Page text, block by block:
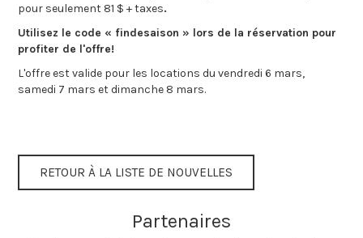
pour seulement 81 $ + taxes.
Utilisez le code « findesaison » lors de la réservation pour
profiter de l'offre!
L'offre est valide pour les locations du vendredi 6 mars,
samedi 7 mars et dimanche 8 mars.
RETOUR À LA LISTE DE NOUVELLES
Partenaires